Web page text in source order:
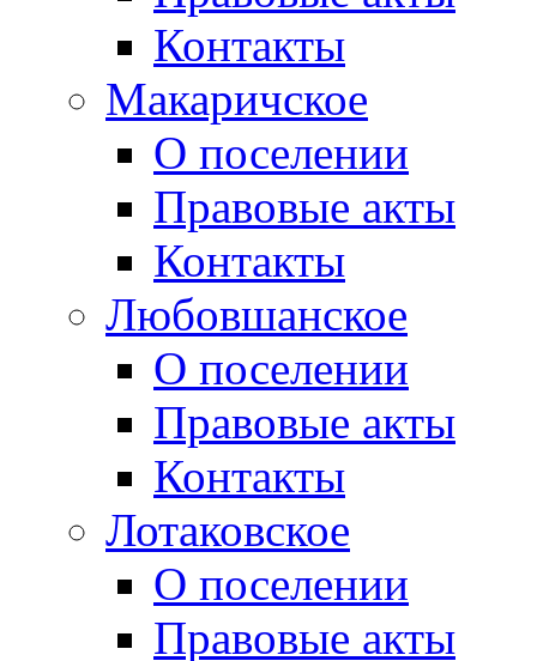
Контакты
Макаричское
О поселении
Правовые акты
Контакты
Любовшанское
О поселении
Правовые акты
Контакты
Лотаковское
О поселении
Правовые акты